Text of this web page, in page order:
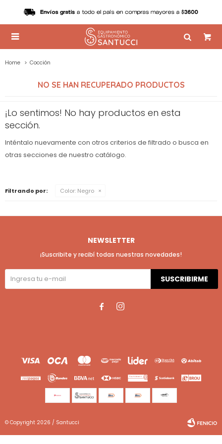

Home Cocción
NO SE HAN RECUPERADO PRODUCTOS
¡Lo sentimos! No hay productos en esta
sección.
Inténtalo nuevamente con otros criterios de filtrado o busca en
otras secciones de nuestro catálogo.
Filtrando por: Color: Negro
NEWSLETTER
¡Suscribite y recibí todas nuestras novedades!
SUSCRIBIRME
 
© Copyright 2026 / Santucci